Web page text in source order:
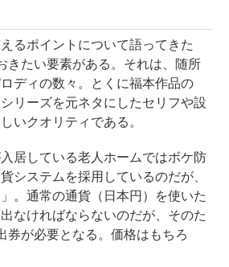
るポイントについて語ってきた
きたい要素がある。それは、随所
ディの数々。とくに福本作品の
シリーズを元ネタにしたセリフや設
いクオリティである。
居している老人ホームではボケ防
システムを採用しているのだが、
。通常の通貨（日本円）を使いた
なければならないのだが、そのた
券が必要となる。価格はもちろ